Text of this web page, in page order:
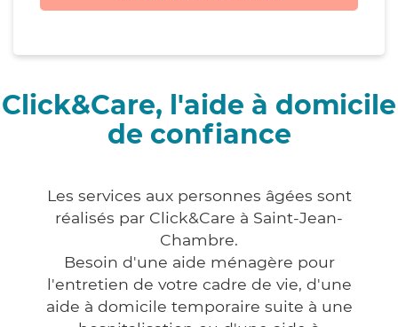
Click&Care, l'aide à domicile
de confiance
Les services aux personnes âgées sont
réalisés par Click&Care à Saint-Jean-
Chambre.
Besoin d'une aide ménagère pour
l'entretien de votre cadre de vie, d'une
aide à domicile temporaire suite à une